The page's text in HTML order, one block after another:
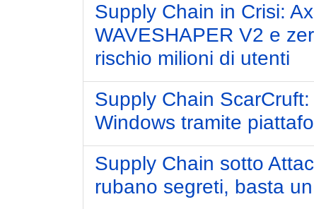
Supply Chain in Crisi:
WAVESHAPER V2 e
rischio milioni di utenti
Supply Chain
Windows tramite
Supply Chain sotto
rubano segreti, basta